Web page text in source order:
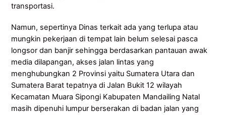
transportasi.
Namun, sepertinya Dinas terkait ada yang terlupa atau
mungkin pekerjaan di tempat lain belum selesai pasca
longsor dan banjir sehingga berdasarkan pantauan awak
media dilapangan, akses jalan lintas yang
menghubungkan 2 Provinsi yaitu Sumatera Utara dan
Sumatera Barat tepatnya di Jalan Bukit 12 wilayah
Kecamatan Muara Sipongi Kabupaten Mandailing Natal
masih dipenuhi lumpur berserakan di badan jalan yang